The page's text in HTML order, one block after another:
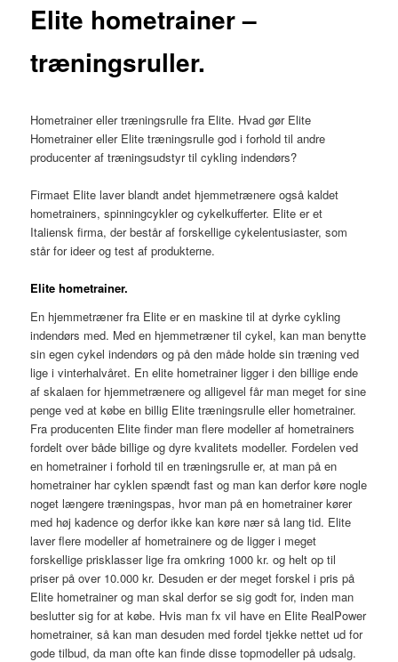
Elite hometrainer –
træningsruller.
Hometrainer eller træningsrulle fra Elite. Hvad gør Elite
Hometrainer eller Elite træningsrulle god i forhold til andre
producenter af træningsudstyr til cykling indendørs?
Firmaet Elite laver blandt andet hjemmetrænere også kaldet
hometrainers, spinningcykler og cykelkufferter. Elite er et
Italiensk firma, der består af forskellige cykelentusiaster, som
står for ideer og test af produkterne.
Elite hometrainer.
En hjemmetræner fra Elite er en maskine til at dyrke cykling
indendørs med. Med en hjemmetræner til cykel, kan man benytte
sin egen cykel indendørs og på den måde holde sin træning ved
lige i vinterhalvåret. En elite hometrainer ligger i den billige ende
af skalaen for hjemmetrænere og alligevel får man meget for sine
penge ved at købe en billig Elite træningsrulle eller hometrainer.
Fra producenten Elite finder man flere modeller af hometrainers
fordelt over både billige og dyre kvalitets modeller. Fordelen ved
en hometrainer i forhold til en træningsrulle er, at man på en
hometrainer har cyklen spændt fast og man kan derfor køre nogle
noget længere træningspas, hvor man på en hometrainer kører
med høj kadence og derfor ikke kan køre nær så lang tid. Elite
laver flere modeller af hometrainere og de ligger i meget
forskellige prisklasser lige fra omkring 1000 kr. og helt op til
priser på over 10.000 kr. Desuden er der meget forskel i pris på
Elite hometrainer og man skal derfor se sig godt for, inden man
beslutter sig for at købe. Hvis man fx vil have en Elite RealPower
hometrainer, så kan man desuden med fordel tjekke nettet ud for
gode tilbud, da man ofte kan finde disse topmodeller på udsalg.